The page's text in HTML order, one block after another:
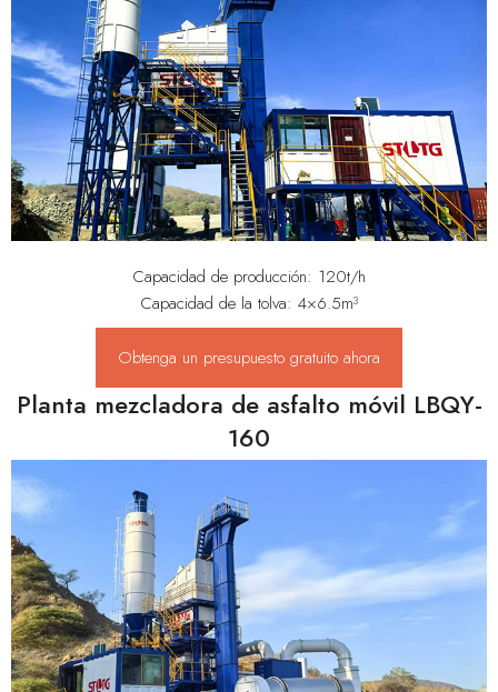
Capacidad de producción: 120t/h
Capacidad de la tolva: 4×6.5m³
Obtenga un presupuesto gratuito ahora
Planta mezcladora de asfalto móvil LBQY-
160